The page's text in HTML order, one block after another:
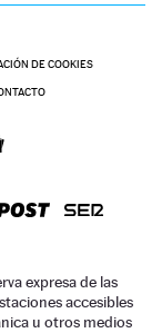
DE COOKIES
expresa de las
accesibles
u otros medios